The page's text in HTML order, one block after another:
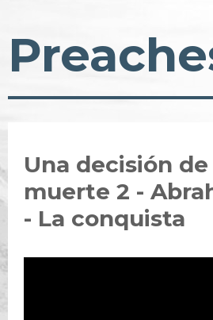
Una decisión
muerte 2 -
- La conquista